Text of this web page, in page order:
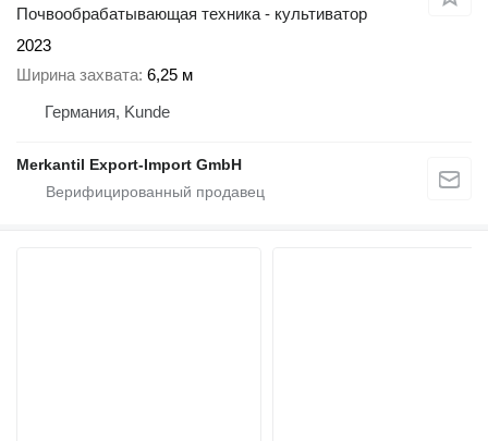
Почвообрабатывающая техника - культиватор
2023
Ширина захвата 6,25 м
Германия, Kunde
Merkantil Export-Import GmbH